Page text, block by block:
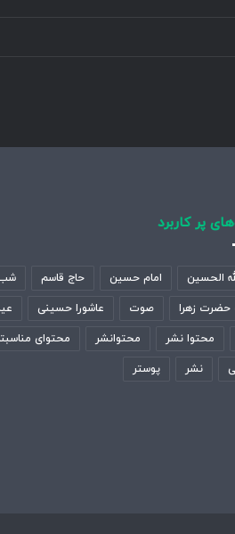
پر کاربرد
الحسین امام حسین حاج قاسم
زهرا صوت عاشورا حسینی
محتوا نشر محتوانشر محتوای
نشر پوستر